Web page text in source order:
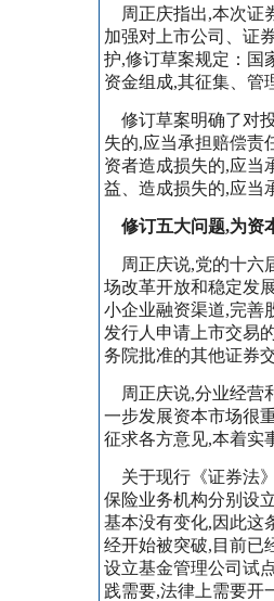
周正庆指出,本次证
加强对上市公司、证
护,修订草案规定：国
资金组成,其征集、管
修订草案明确了对
失的,应当承担赔偿责
资者造成损失的,应当
益、造成损失的,应当
修订五大问题,为资
周正庆说,党的十六
场改革开放和稳定发
小企业融资渠道,完善
发行人申请上市交易
务院批准的其他证券
周正庆说,分业经营
一步发展资本市场很
征求各方意见,本着实
关于现行《证券法
保险业务机构分别设
基本没有变化,因此这
经开始被突破,目前已
设立基金管理公司试
践需要,法律上需要开